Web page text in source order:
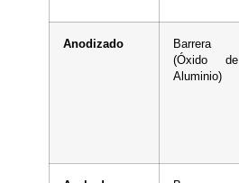
Anodizado
Barrera
(Óxido de
Aluminio)